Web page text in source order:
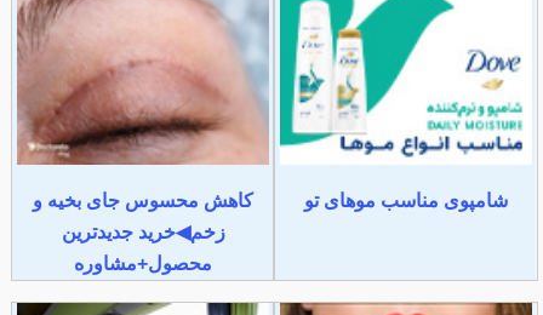
شامپوی مناسب موهای تو
کاهش محسوس جای بخیه و
زخم◀خرید جدیدترین
محصول+مشاوره